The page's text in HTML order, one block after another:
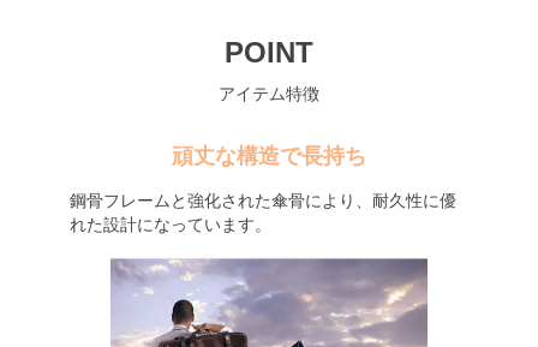
POINT
アイテム特徴
頑丈な構造で長持ち
鋼骨フレームと強化された傘骨により、耐久性に優
れた設計になっています。